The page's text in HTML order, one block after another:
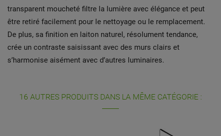
transparent moucheté filtre la lumière avec élégance et peut
être retiré facilement pour le nettoyage ou le remplacement.
De plus, sa finition en laiton naturel, résolument tendance,
crée un contraste saisissant avec des murs clairs et
s’harmonise aisément avec d’autres luminaires.
16 AUTRES PRODUITS DANS LA MÊME CATÉGORIE :